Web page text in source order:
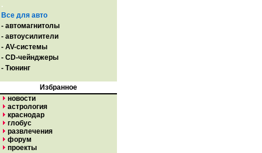
.
Все для авто
- автомагнитолы
- автоусилители
- AV-системы
- CD-чейнджеры
- Тюнинг
Избранное
новости
астрология
краснодар
глобус
развлечения
форум
проекты